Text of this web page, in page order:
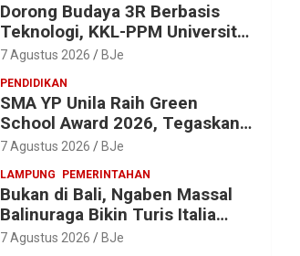
Dorong Budaya 3R Berbasis
Teknologi, KKL-PPM Universitas
Malahayati Kenalkan AI Barcode
7 Agustus 2026 BJe
PENDIDIKAN
SMA YP Unila Raih Green
School Award 2026, Tegaskan
Komitmen Wujudkan Sekolah
7 Agustus 2026 BJe
LAMPUNG PEMERINTAHAN
Bukan di Bali, Ngaben Massal
Balinuraga Bikin Turis Italia
Terpukau, Puluhan Ribu Orang
7 Agustus 2026 BJe